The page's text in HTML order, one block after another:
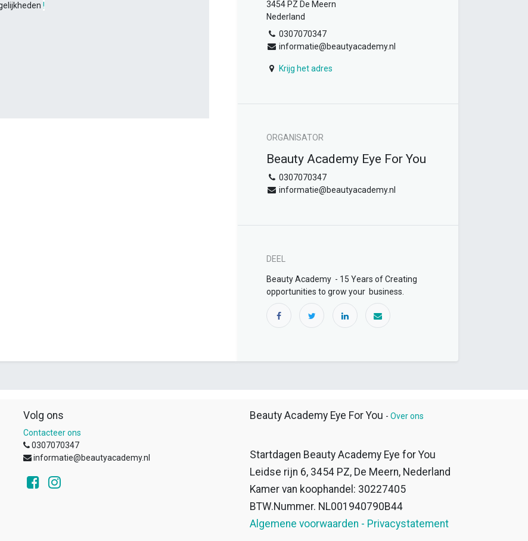
!
3454 PZ De Meern
Nederland
0307070347
informatie@beautyacademy.nl
Krijg het adres
ORGANISATOR
Beauty Academy Eye For You
0307070347
informatie@beautyacademy.nl
DEEL
Beauty Academy - 15 Years of Creating
opportunities to grow your business.
Volg ons
Contacteer ons
0307070347
informatie@beautyacademy.nl
Beauty Academy Eye For You - Over ons
Startdagen Beauty Academy Eye for You
Leidse rijn 6, 3454 PZ, De Meern, Nederland
Kamer van koophandel: 30227405
BTW.Nummer. NL001940790B44
Algemene voorwaarden - Privacystatement